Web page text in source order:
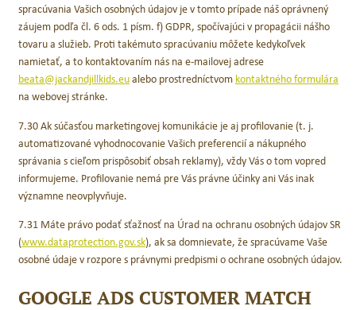
spracúvania Vašich osobných údajov je v tomto prípade náš oprávnený
záujem podľa čl. 6 ods. 1 písm. f) GDPR, spočívajúci v propagácii nášho
tovaru a služieb. Proti takémuto spracúvaniu môžete kedykoľvek
namietať, a to kontaktovaním nás na e-mailovej adrese
beata@jackandjillkids.eualebo prostredníctvom kontaktného formulára
na webovej stránke.
7.30 Ak súčasťou marketingovej komunikácie je aj profilovanie (t. j.
automatizované vyhodnocovanie Vašich preferencií a nákupného
správania s cieľom prispôsobiť obsah reklamy), vždy Vás o tom vopred
informujeme. Profilovanie nemá pre Vás právne účinky ani Vás inak
významne neovplyvňuje.
7.31 Máte právo podať sťažnosť na Úrad na ochranu osobných údajov SR
(www.dataprotection.gov.sk), ak sa domnievate, že spracúvame Vaše
osobné údaje v rozpore s právnymi predpismi o ochrane osobných údajov.
GOOGLE ADS CUSTOMER MATCH